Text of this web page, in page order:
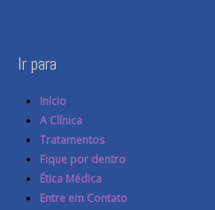
Ir para
Início
A Clínica
Tratamentos
Fique por dentro
Ética Médica
Entre em Contato